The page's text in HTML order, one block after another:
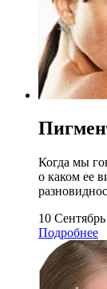
Когда мы
о каком ее
10
Подробнее